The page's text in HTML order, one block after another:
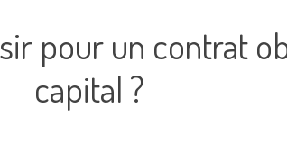
pour un contrat
capital ?